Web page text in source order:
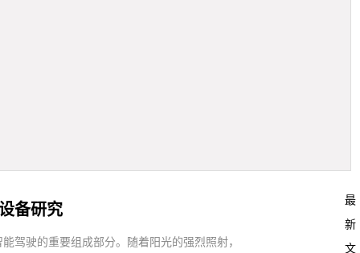
备研究
驾驶的重要组成部分。随着阳光的强烈照射，
最
新
文